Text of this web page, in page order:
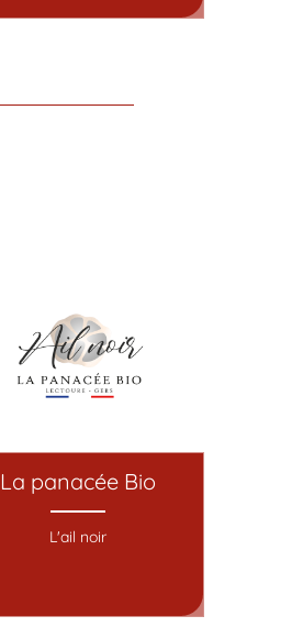
La panacée Bio
L'ail noir